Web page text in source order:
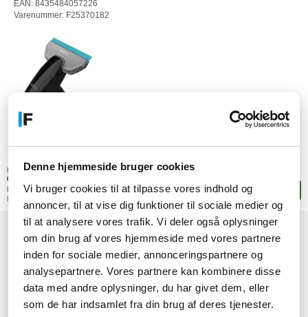
Denne hjemmeside bruger cookies
Vi bruger cookies til at tilpasse vores indhold og
annoncer, til at vise dig funktioner til sociale medier og
til at analysere vores trafik. Vi deler også oplysninger
om din brug af vores hjemmeside med vores partnere
inden for sociale medier, annonceringspartnere og
analysepartnere. Vores partnere kan kombinere disse
data med andre oplysninger, du har givet dem, eller
som de har indsamlet fra din brug af deres tjenester.
EAN: 8435484057226
Varenummer: F25370182
Lagerstatus:
Leveringstid: 12-13 hverdage
Mere leveringsinfo
Læg i kurven
1